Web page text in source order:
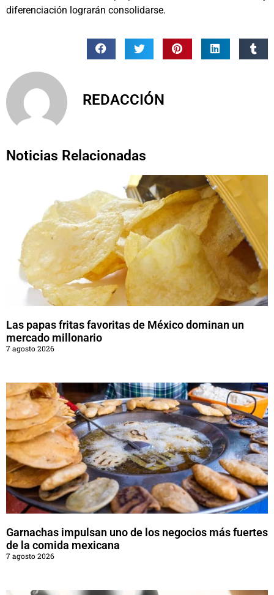
diferenciación lograrán consolidarse.
REDACCIÓN
Noticias Relacionadas
Las papas fritas favoritas de México dominan un
mercado millonario
7 agosto 2026
Garnachas impulsan uno de los negocios más fuertes
de la comida mexicana
7 agosto 2026